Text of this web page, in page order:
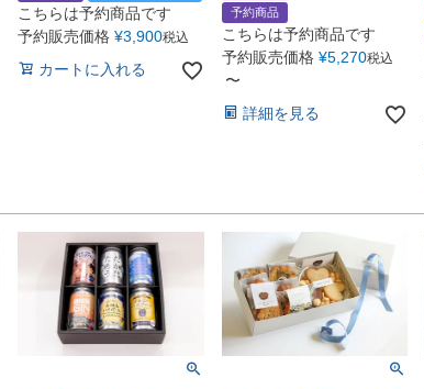
こちらは予約商品です
予約販売価格 ¥3,900税込
カートに入れる
予約商品
こちらは予約商品です
予約販売価格 ¥5,270税込
〜
詳細を見る